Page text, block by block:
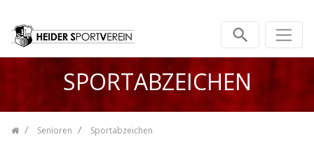
Zum Inhalt springen
SPORTABZEICHEN
Senioren Sportabzeichen